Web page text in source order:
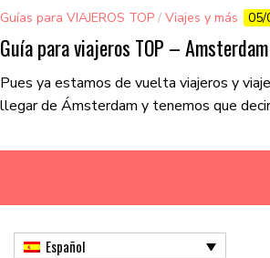
Guías para VIAJEROS TOP / Viajes y más 05/
Guía para viajeros TOP – Amsterdam
Pues ya estamos de vuelta viajeros y
llegar de Ámsterdam y tenemos que
Español